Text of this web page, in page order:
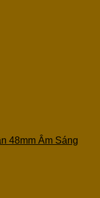
48mm Âm Sáng